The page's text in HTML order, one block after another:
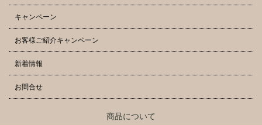
キャンペーン
お客様ご紹介キャンペーン
新着情報
お問合せ
商品について